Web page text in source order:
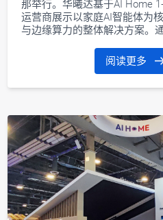
那举行。华曦达基于AI Home
运营商展示以家庭AI智能体为
与边缘算力的整体解决方案。
沉至家庭边缘，助力运营商从
级为智能家庭服务，拓展增值
阅读更多